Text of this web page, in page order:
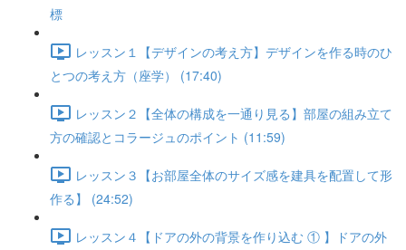
標
レッスン１【デザインの考え方】デザインを作る時のひ
とつの考え方（座学） (17:40)
レッスン２【全体の構成を一通り見る】部屋の組み立て
方の確認とコラージュのポイント (11:59)
レッスン３【お部屋全体のサイズ感を建具を配置して形
作る】 (24:52)
レッスン４【ドアの外の背景を作り込む ① 】ドアの外